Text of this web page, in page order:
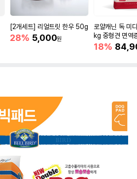
[2개세트] 리얼트릿 한우 50g
28% 5,000원
로얄캐닌 독 미
kg 중형견 면역
18%